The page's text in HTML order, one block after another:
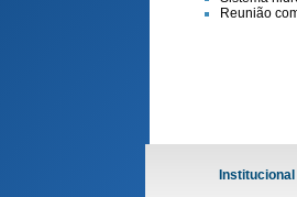
Reunião
Institucional